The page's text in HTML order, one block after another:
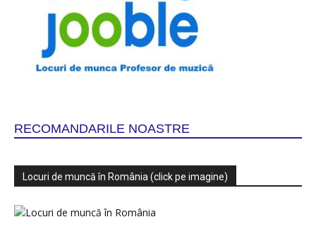
RECOMANDARILE NOASTRE
Locuri de muncă în România (click pe imagine)